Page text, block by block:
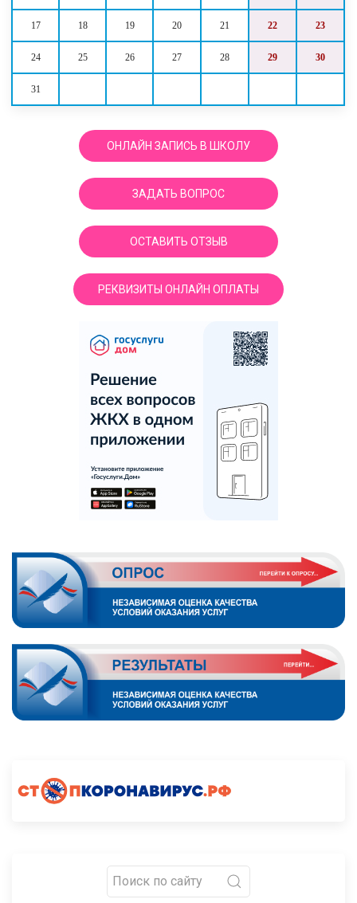
17 18 19 20 21 22 23
24 25 26 27 28 29 30
31
ОНЛАЙН ЗАПИСЬ В ШКОЛУ
ЗАДАТЬ ВОПРОС
ОСТАВИТЬ ОТЗЫВ
РЕКВИЗИТЫ ОНЛАЙН ОПЛАТЫ